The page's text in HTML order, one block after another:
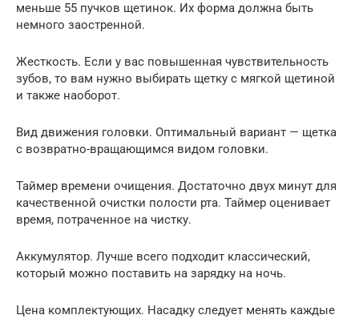
меньше 55 пучков щетинок. Их форма должна быть
немного заостренной.
Жесткость. Если у вас повышенная чувствительность
зубов, то вам нужно выбирать щетку с мягкой щетиной
и также наоборот.
Вид движения головки. Оптимальный вариант — щетка
с возвратно-вращающимся видом головки.
Таймер времени очищения. Достаточно двух минут для
качественной очистки полости рта. Таймер оценивает
время, потраченное на чистку.
Аккумулятор. Лучше всего подходит классический,
который можно поставить на зарядку на ночь.
Цена комплектующих. Насадку следует менять каждые